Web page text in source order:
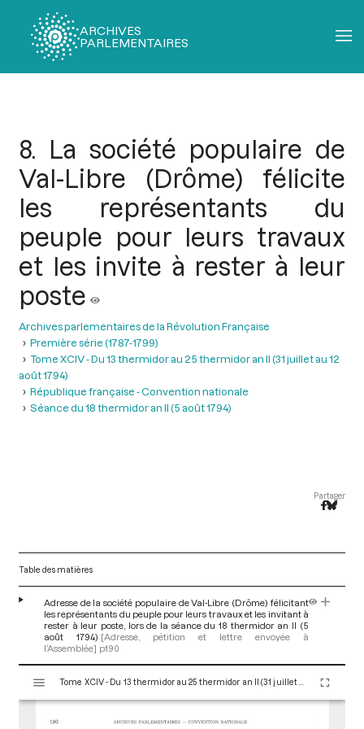
ARCHIVES
PARLEMENTAIRES
8. La société populaire de
Val-Libre (Drôme) félicite
les représentants du
peuple pour leurs travaux
et les invite à rester à leur
poste
Archives parlementaires de la Révolution Française
Première série (1787-1799)
Tome XCIV - Du 13 thermidor au 25 thermidor an II (31 juillet au 12
août 1794)
République française - Convention nationale
Séance du 18 thermidor an II (5 août 1794)
Partager
Table des matières
Adresse de la société populaire de Val-Libre (Drôme) félicitant
les représentants du peuple pour leurs travaux et les invitant à
rester à leur poste, lors de la séance du 18 thermidor an II (5
août 1794) [Adresse, pétition et lettre envoyée à
l’Assemblée] p.190
s